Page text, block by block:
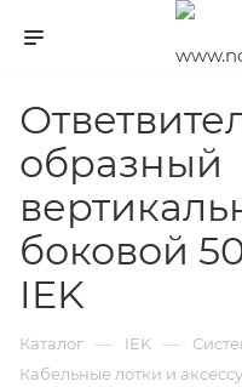
образный
боковой
IEK
Каталог — IEK —
Кабельные лотки и